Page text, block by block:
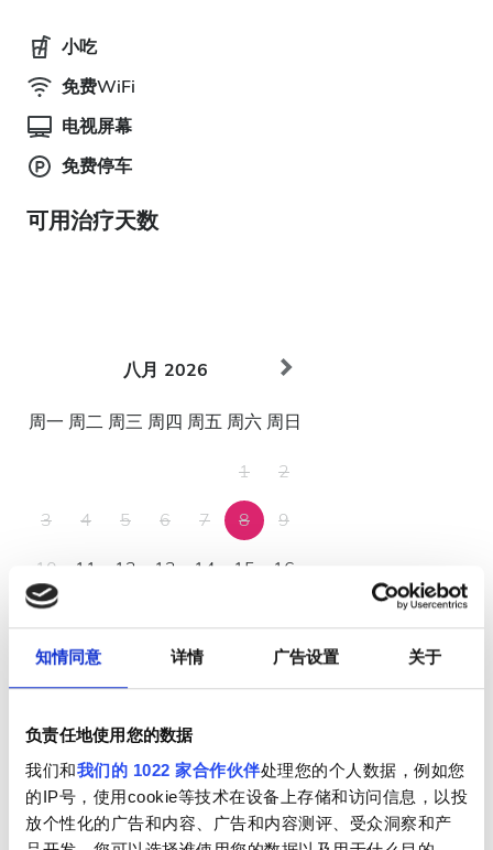
知情同意 详情 广告设置 关于
负责任地使用您的数据
我们和我们的 1022 家合作伙伴处理您的个人数据，例如您
的IP号，使用cookie等技术在设备上存储和访问信息，以投
放个性化的广告和内容、广告和内容测评、受众洞察和产
小吃
免费WiFi
电视屏幕
免费停车
可用治疗天数
八月 2026
周一 周二周三 周四 周五周六周日
1
2
3
4 5 6 7 8
9
10
11 12 13 14 15
16
17
24
25 27 28
30
营业时间